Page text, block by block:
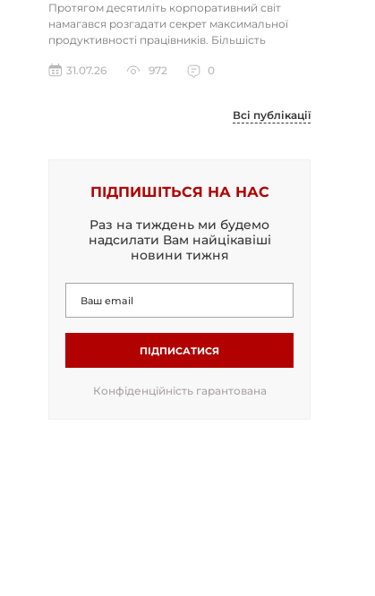
Протягом десятиліть корпоративний світ
намагався розгадати секрет максимальної
продуктивності працівників. Більшість
31.07.26
972 0
Всі публікації
ПІДПИШІТЬСЯ НА НАС
Раз на тиждень ми будемо
надсилати Вам найцікавіші
новини тижня
ПІДПИСАТИСЯ
Конфіденційність гарантована